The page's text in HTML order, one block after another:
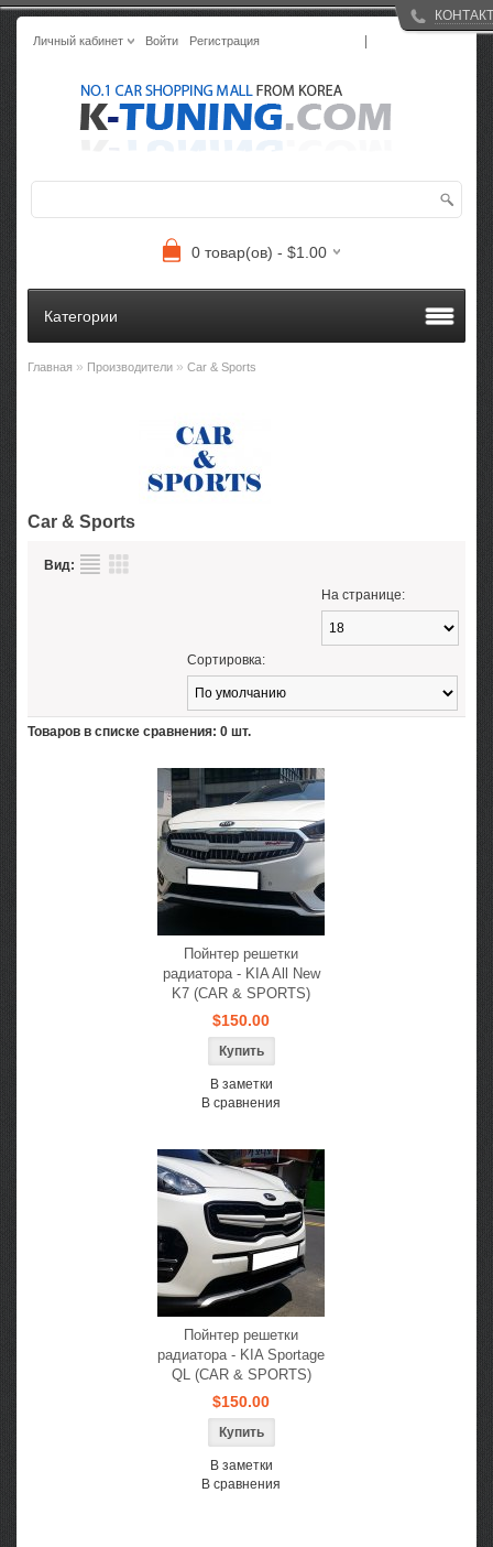
Личный кабинет Войти Регистрация
0 товар(ов) - $1.00
Категории
Главная » Производители » Car & Sports
Car & Sports
Вид:
На странице:
Сортировка:
Товаров в списке сравнения: 0 шт.
Пойнтер решетки
радиатора - KIA All New
K7 (CAR & SPORTS)
$150.00
В заметки
В сравнения
Пойнтер решетки
радиатора - KIA Sportage
QL (CAR & SPORTS)
$150.00
В заметки
В сравнения